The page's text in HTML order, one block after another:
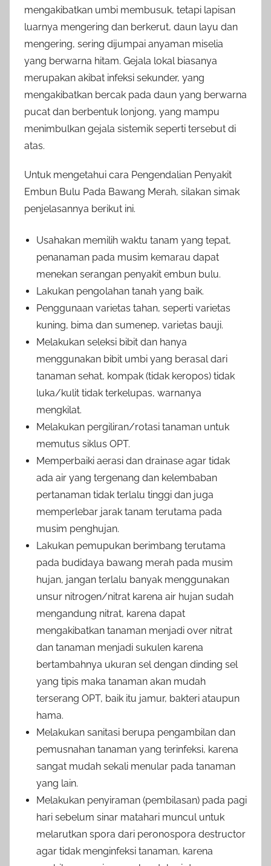
mengakibatkan umbi membusuk, tetapi lapisan
luarnya mengering dan berkerut, daun layu dan
mengering, sering dijumpai anyaman miselia
yang berwarna hitam. Gejala lokal biasanya
merupakan akibat infeksi sekunder, yang
mengakibatkan bercak pada daun yang berwarna
pucat dan berbentuk lonjong, yang mampu
menimbulkan gejala sistemik seperti tersebut di
atas.
Untuk mengetahui cara Pengendalian Penyakit
Embun Bulu Pada Bawang Merah, silakan simak
penjelasannya berikut ini.
Usahakan memilih waktu tanam yang tepat,
penanaman pada musim kemarau dapat
menekan serangan penyakit embun bulu.
Lakukan pengolahan tanah yang baik.
Penggunaan varietas tahan, seperti varietas
kuning, bima dan sumenep, varietas bauji.
Melakukan seleksi bibit dan hanya
menggunakan bibit umbi yang berasal dari
tanaman sehat, kompak (tidak keropos) tidak
luka/kulit tidak terkelupas, warnanya
mengkilat.
Melakukan pergiliran/rotasi tanaman untuk
memutus siklus OPT.
Memperbaiki aerasi dan drainase agar tidak
ada air yang tergenang dan kelembaban
pertanaman tidak terlalu tinggi dan juga
memperlebar jarak tanam terutama pada
musim penghujan.
Lakukan pemupukan berimbang terutama
pada budidaya bawang merah pada musim
hujan, jangan terlalu banyak menggunakan
unsur nitrogen/nitrat karena air hujan sudah
mengandung nitrat, karena dapat
mengakibatkan tanaman menjadi over nitrat
dan tanaman menjadi sukulen karena
bertambahnya ukuran sel dengan dinding sel
yang tipis maka tanaman akan mudah
terserang OPT, baik itu jamur, bakteri ataupun
hama.
Melakukan sanitasi berupa pengambilan dan
pemusnahan tanaman yang terinfeksi, karena
sangat mudah sekali menular pada tanaman
yang lain.
Melakukan penyiraman (pembilasan) pada pagi
hari sebelum sinar matahari muncul untuk
melarutkan spora dari peronospora destructor
agar tidak menginfeksi tanaman, karena